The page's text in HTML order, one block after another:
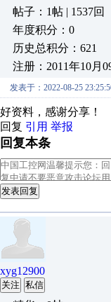
帖子：1帖 | 1537回
年度积分：0
历史总积分：621
注册：2011年10月
发表于：2022-08-25
好资料，感谢分享！
回复 引用 举报
回复本条
发表回复
xyg12900
关注 私信